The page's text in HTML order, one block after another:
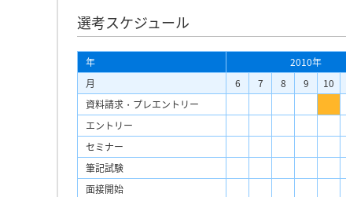
選考スケジュール
年 2010年
月
6 7 8 9 10
資料請求・プレエントリー
エントリー
セミナー
筆記試験
面接開始